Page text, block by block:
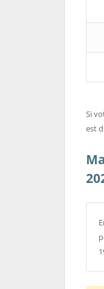
Si
est